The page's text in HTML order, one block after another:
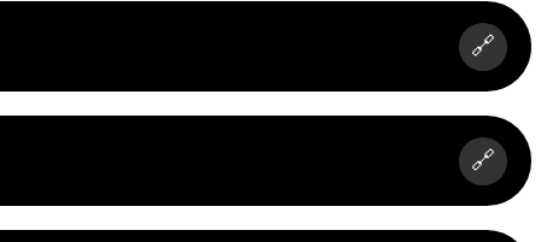
🔗
🔗